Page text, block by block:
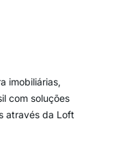
imobiliárias,
com soluções
através da Loft